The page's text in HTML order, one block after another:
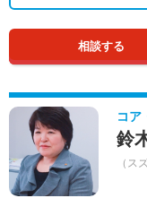
相談する
コア
鈴
（ス